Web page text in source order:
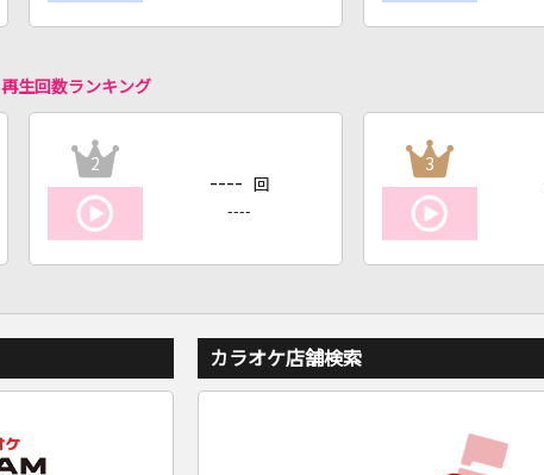
再生回数ランキング
2
---- 回
----
3
カラオケ店舗検索